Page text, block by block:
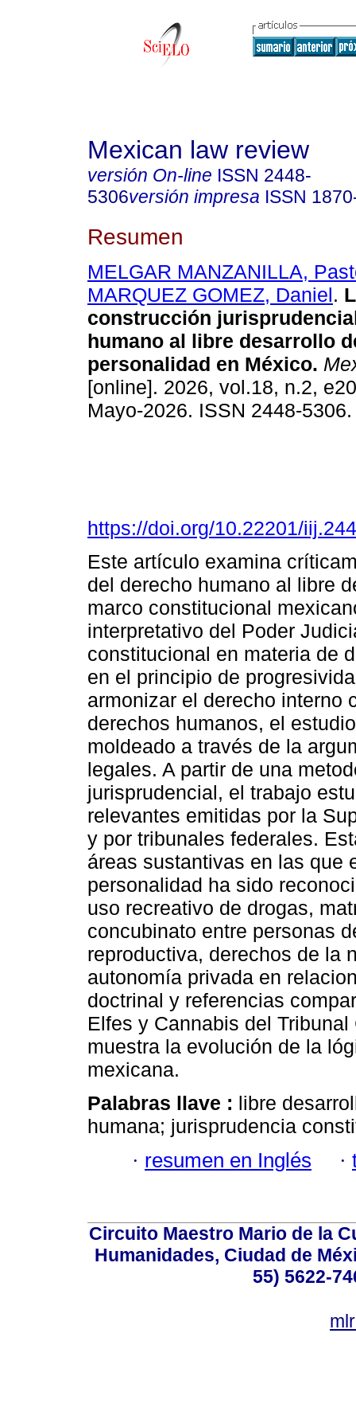
Mexican law review
versión On-line ISSN 2448-
5306versión impresa ISSN
Resumen
MELGAR MANZANILLA,
MARQUEZ GOMEZ, Daniel.
construcción
humano al libre desarrollo
personalidad en México.
[online]. 2026, vol.18, n.2,
Mayo-2026. ISSN 2448-
https://doi.org/10.22201/
Este artículo examina
del derecho humano al libre
marco constitucional
interpretativo del Poder
constitucional en materia de
en el principio de
armonizar el derecho interno
derechos humanos, el
moldeado a través de la
legales. A partir de una
jurisprudencial, el trabajo
relevantes emitidas por la
y por tribunales federales.
áreas sustantivas en las que
personalidad ha sido
uso recreativo de drogas,
concubinato entre personas
reproductiva, derechos de la
autonomía privada en
doctrinal y referencias
Elfes y Cannabis del
muestra la evolución de la
mexicana.
Palabras llave : libre
humana; jurisprudencia
· resumen en Inglés ·
Circuito Maestro Mario de la
Humanidades, Ciudad de
55) 5622-